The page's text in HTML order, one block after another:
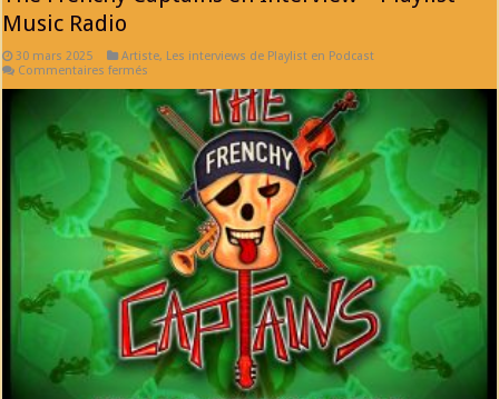
Music Radio
30 mars 2025 Artiste, Les interviews de Playlist en Podcast
Commentaires fermés
Frenchy
Captains
en
Interview
–
Playlist
Music
Radio